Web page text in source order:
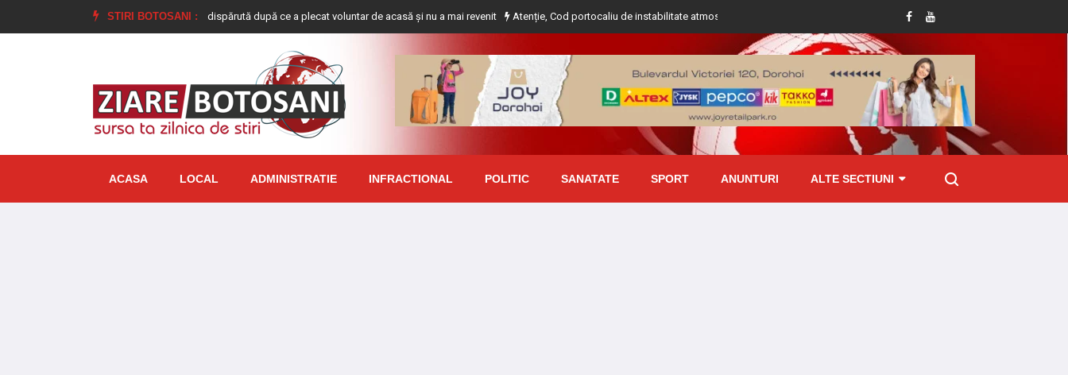
STIRI BOTOSANI :
de 17 ani, din Dimăcheni, dată dispărută după ce a plecat voluntar de acasă și nu a mai revenit Atenție, Cod portocaliu de instabilitate atmosferică pentru județul Botoșani! Femeie prinsă mangă la volan: șoferița de 49 de ani,
ACASA LOCAL ADMINISTRATIE INFRACTIONAL POLITIC SANATATE SPORT ANUNTURI ALTE SECTIUNI